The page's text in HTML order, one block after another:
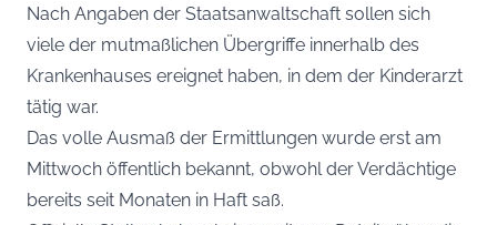
Nach Angaben der Staatsanwaltschaft sollen sich
viele der mutmaßlichen Übergriffe innerhalb des
Krankenhauses ereignet haben, in dem der Kinderarzt
tätig war.
Das volle Ausmaß der Ermittlungen wurde erst am
Mittwoch öffentlich bekannt, obwohl der Verdächtige
bereits seit Monaten in Haft saß.